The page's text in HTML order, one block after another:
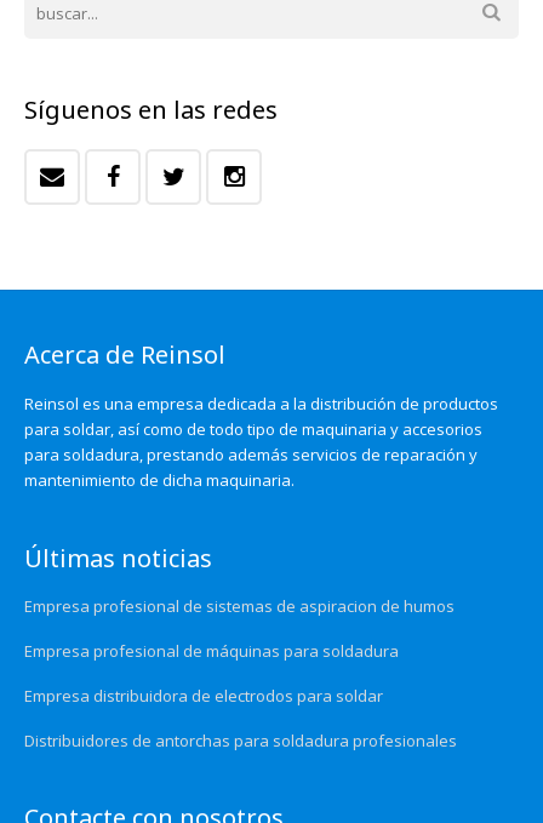
Síguenos en las redes
Acerca de Reinsol
Reinsol es una empresa dedicada a la distribución de productos
para soldar, así como de todo tipo de maquinaria y accesorios
para soldadura, prestando además servicios de reparación y
mantenimiento de dicha maquinaria.
Últimas noticias
Empresa profesional de sistemas de aspiracion de humos
Empresa profesional de máquinas para soldadura
Empresa distribuidora de electrodos para soldar
Distribuidores de antorchas para soldadura profesionales